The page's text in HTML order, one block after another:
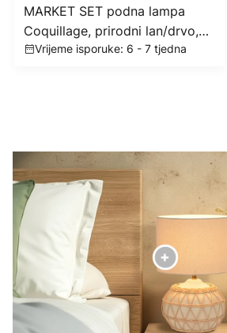
MARKET SET podna lampa
Coquillage, prirodni lan/drvo,
E27Vrijeme isporuke: 6 - 7 tjedna